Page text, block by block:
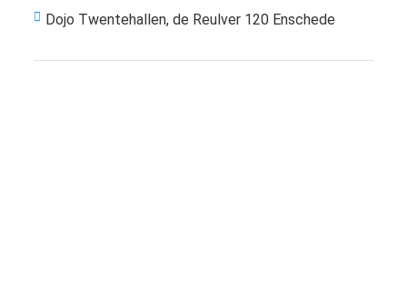
Dojo Twentehallen, de Reulver 120 Enschede